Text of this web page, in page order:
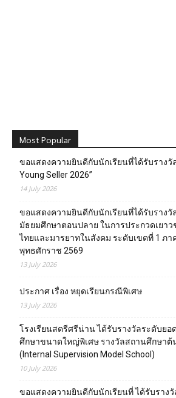
Most Popular
ขอแสดงความยินดีกับนักเรียนที่ได้รับรางวั
Young Seller 2026”
14 July 2026
ขอแสดงความยินดีกับนักเรียนที่ได้รับรางวั
มัธยมศึกษาตอนปลาย ในการประกวดเยา
ไทยและมารยาทในสังคม ระดับเขตที่ 1 ภา
พุทธศักราช 2569
13 July 2026
ประกาศ เรื่อง หยุดเรียนกรณีพิเศษ
13 July 2026
โรงเรียนสตรีศรีน่าน ได้รับรางวัลระดับยอ
ศึกษาขนาดใหญ่พิเศษ รางวัลสถานศึกษาต้
(Internal Supervision Model School)
10 July 2026
ขอแสดงความยินดีกับนักเรียนที่ ได้รับราง